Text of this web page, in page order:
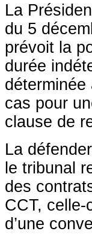
La
du 5
prévoit la
durée
déterminée
cas pour
clause de
La
le tribunal
des
CCT,
d’une